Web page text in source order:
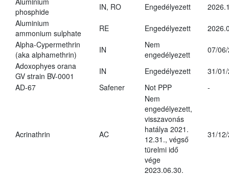
phosphide
IN, RO Engedélyezett
Aluminium
ammonium sulphate
RE Engedélyezett
Alpha-Cypermethrin
(aka alphamethrin)
IN
Nem
engedélyezett
07/
Adoxophyes orana
GV strain BV-0001
IN Engedélyezett
31/
AD-67
Safener Not PPP -
Acrinathrin AC
Nem
engedélyezett,
visszavonás
hatálya 2021.
12.31., végső
türelmi idő
vége
2023.06.30.
31/